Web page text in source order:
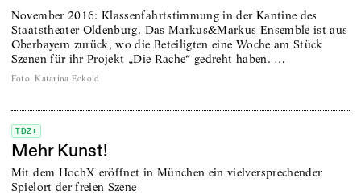
November 2016: Klassenfahrtstimmung in der Kantine des
Staatstheater Oldenburg. Das Markus&Markus-Ensemble ist aus
Oberbayern zurück, wo die Beteiligten eine Woche am Stück
Szenen für ihr Projekt „Die Rache“ gedreht haben. …
Foto: Katarina Eckold
TDZ+
Mehr Kunst!
Mit dem HochX eröffnet in München ein vielversprechender
Spielort der freien Szene